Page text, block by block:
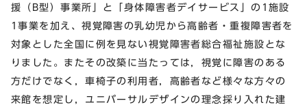
援（B型）事業所」と「身体障害者デイサービス」の1施設
1事業を加え、視覚障害の乳幼児から高齢者・重複障害者を
対象とした全国に例を見ない視覚障害者総合福祉施設とな
りました。またその改築に当たっては，視覚に障害のある
方だけでなく，車椅子の利用者，高齢者など様々な方々の
来館を想定し，ユニバーサルデザインの理念採り入れた建